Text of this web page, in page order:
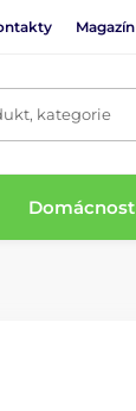
Magazín
kategorie
Domácnost